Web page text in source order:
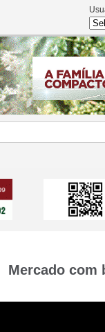
Mercado com